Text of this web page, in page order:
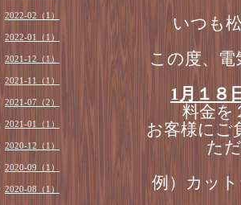
いつも
この度、
1 月１８
料金を
お客様にご
た
例）カッ
2022-02（1）
2022-01（1）
2021-12（1）
2021-11（1）
2021-07（2）
2021-01（1）
2020-12（1）
2020-09（1）
2020-08（1）